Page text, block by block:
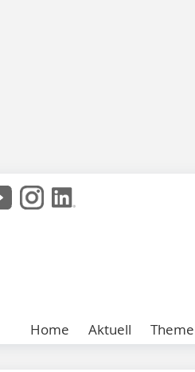
Home Aktuell